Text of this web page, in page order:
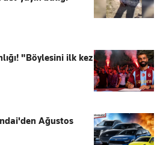
"Böylesini ilk kez
Ağustos